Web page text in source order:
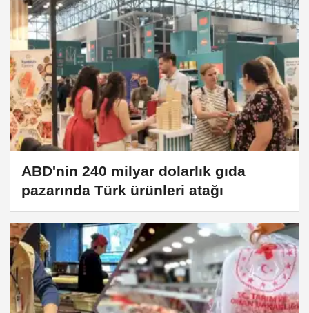
ABD'nin 240 milyar dolarlık gıda
pazarında Türk ürünleri atağı